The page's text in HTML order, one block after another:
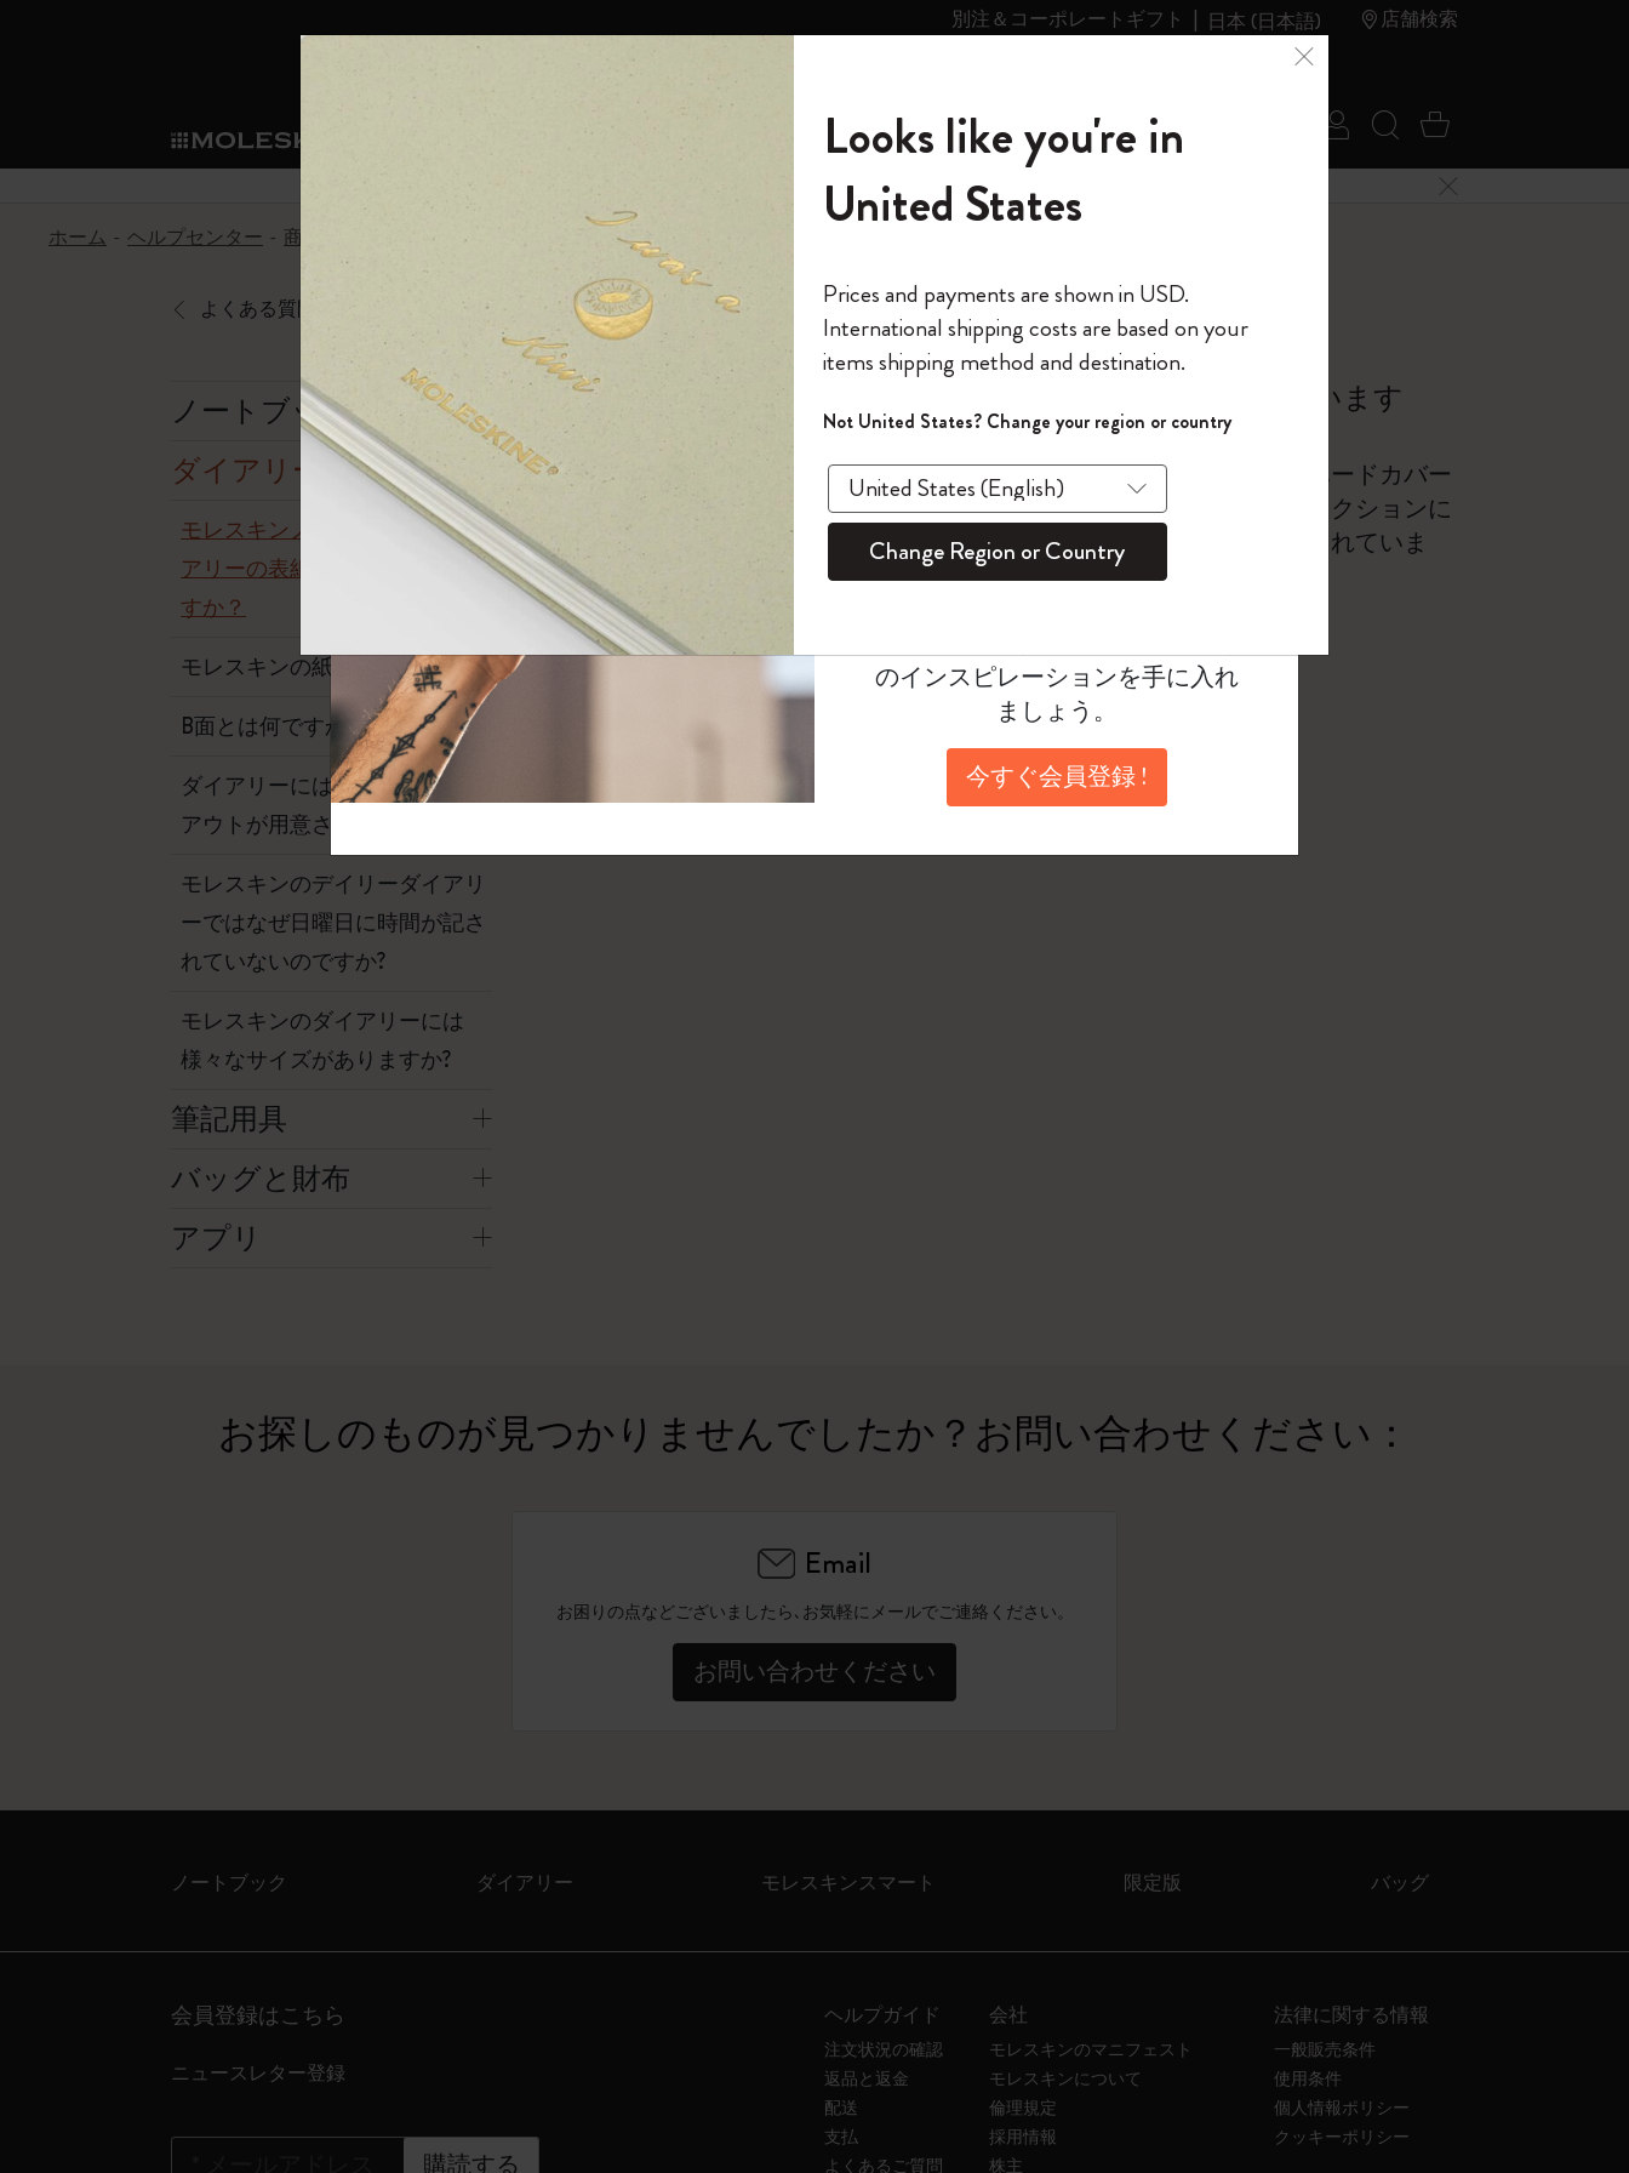
別注＆コーポレートギフト 日本 (日本語) 店舗検索
ショ
ノートブック
ノートブック
The Original Notebook
ミニノートブックチャーム
カイエ ＆ ジャーナル
セット
パッションジャーナル
スチューデントカイエジャーナル
ダイアリー
サブカテゴリ
ダイアリー
パーソナル・ダイアリー
12カ月ダイアリー
15ヶ月プランナー
ウィークリープランナー
デイリープランナー
マンスリープランナー
ライフプランナー・コレクション
モレスキンスマート
サブカテゴリ
すべて見る
スマートライティング・システム
モレスキンスマートスマートとは
アプリ・サービス
ライティングツール
サブカテゴリ
モレスキンスマート
Blackwing x モレスキン
Kaweco x モレスキン
ペン & ペンシル
限定版ノートブック
サブカテゴリ
Reframe サングラス
ムーミン コレクション
キム・ジョンギコレクション
「Alice's Adventures in Wonderland」コレ
『ロード・オブ・ザ・リング』コレク
カラーパターン ノートブック
サクラコレクション
馬年コレクション
ハリー・ポッターの呪文コレクション
芸術と文化
サブカテゴリ
キム・ジョンギコレクション
Impressions of Impressionism コレクショ
ン
カサ・バトリョ 限定版コレクション
ゴッホ美術館
バッグ
すべて見る
バックパック
限定版バックパック
Shopper paper – made Collection
ギフト
アートを愛する方への贈り物
プロフェッショナルへの贈り物
ミニマリストへの贈り物
マキシマリストへの贈り物
健康を愛する方への贈り物です
趣味を愛する方へのギフト
ピン
サブカテゴリ
カントリー・テーマ・ピンズ・コレク
ション
パッチ
サブカテゴリ
プライドをいつも胸に
Mardi Mercredi × モレスキン
スマートライティング・シス
テム
サブカテゴリ
スマートライティング・システム
スマートノートブック
スマートダイアリー
モレスキンスマートスマート
アプリ・サービス
サブカテゴリ
Notes
モレスキン Journal
モレスキン Planner
パーソナライズサ
ービス
サブカテゴリ
カスタムダイアリー
カスタムノートブック
パッチ
和紙テープ
ミニノートブックチャーム
別注＆コーポレートギフト
リー
の世界
サブカテゴリ
モレスキンメンバーシップ
我々の歴史
モレスキンのマニフェスト
ペンと紙の力
持続可能な創造性
モレスキン Foundation
ール
ログイン
今すぐメンバー登録
ウェルカムオファー: 次回のご購入時に10% オフと送料無料
通常特典: パーソナライズの2冊ご購入で1冊無料
バースデー特典: 1回限りの割引（1ヶ月有効）
先行プレビュー: 新作コレクションへの先行アクセス
伝説的なお得情報: 会員限定の特別サプライズ
セールへの早期アクセス: お得な情報をいち早くチェック
モレスキン限定イベント: 優先アクセス
返品期間の延長: 1ヶ月間
アカウントを作成する
モレスキンの世界へようこそ
*メールアドレス
パスワードを表示
*パスワード
このデバイスで情報を保存する
ログイン
検索 (キーワード
カート 0 アイ
6,500円以上のご購入で送料無料
メニューを閉じる
ホーム
ヘルプセンター 商品 ダイアリー モレスキンノートブックとダイアリーの表紙は何でできていますか？
よくある質問に戻る
モレスキンノートブックとダイアリーの表紙は何でできています
か？
私たちのコレクションのほとんどのカバーは合成素材でできています。ハードカバー
はポリプロピレン製、ソフトカバーはポリウレタン製です。その他のコレクションに
は厚紙製のカバーがあり、一部の特別版には布地などの異なる素材が含まれていま
す。
ノートブック
ダイアリー
モレスキンノートブックとダイ
アリーの表紙は何でできていま
すか？
モレスキンの紙の特徴は？
B面とは何ですか?
ダイアリーにはどのようなレイ
アウトが用意されていますか?
モレスキンのデイリーダイアリ
ーではなぜ日曜日に時間が記さ
れていないのですか?
モレスキンのダイアリーには
様々なサイズがありますか?
筆記用具
バッグと財布
アプリ
お探しのものが見つかりませんでしたか？お問い合わせください：
Email
お困りの点などございましたら､お気軽にメールでご連絡ください。
お問い合わせください
ノートブック ダイアリー モレスキンスマート 限定版 バッグ
会員登録はこちら
ニュースレター登録
購読する
ヘルプガイド
注文状況の確認
返品と返金
配送
支払
よくあるご質問
会社
モレスキンのマニフェスト
モレスキンについて
倫理規定
採用情報
株主
法律に関する情報
一般販売条件
使用条件
個人情報ポリシー
クッキーポリシー
モレスキンの世界へようこそ
今すぐ会員登録して、コード
「WELCOME10」を入力すると、初
回注文が10%オフ＋送料無料になり
ます。セール・アウトレット品は
適用外。
のインスピレーションを手に入れ
ましょう。
今すぐ会員登録 !
Looks like you're in
United States
Prices and payments are shown in USD.
International shipping costs are based on your
items shipping method and destination.
Not United States? Change your region or country
Change Region or Country